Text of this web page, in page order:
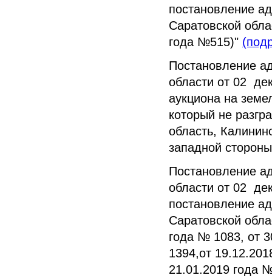
постановление
Саратовской
года №515)"
Постановление
области от 02
аукциона на
который не
область,
западной
Постановление
области от 02
постановление
Саратовской
года № 1083, от
1394,от
21.01.2019 года